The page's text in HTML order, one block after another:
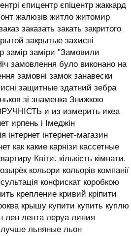
єпицентр єпіцентр жаккард
жалюзів житло житомир
заказать закать закритого
закрытые захисні
замір заміри "Замовили
замовлення було виконано на
замовні замок занавески
защитные здатний зебра
зі знаменка Знижкою
и из измерить икеа
ирпень і ‎Імеджін
інтернет інтернет-магазин
как какие карнізи кассетные
Квіти. кількість кімнати.
кольори кольорів компанії
конфискат коробкою
крепление кривий кріпити
крышу купити купить куплю
лен лента леруа линия
лучше льняные льон